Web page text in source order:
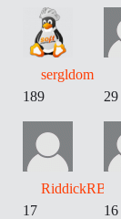
sergldom
189
29
RiddickRB
17
16